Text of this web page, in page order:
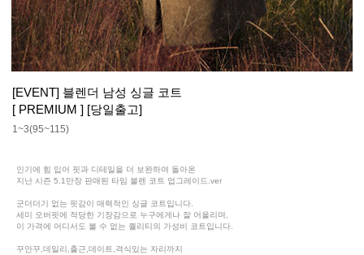
[EVENT] 블렌더 남성 싱글 코트
[ PREMIUM ] [당일출고]
1~3(95~115)
인기에 힘 입어 핏과 디테일을 더 보완하여 돌아온
지난 시즌 5.1만장 판매된 타임 블렌 코트 업그레이드.ver
군더더기 없는 핏감이 매력적인 싱글 코트입니다.
세미 오버핏에 적당한 기장감으로 누구에게나 잘 어울리며,
이 가격에 어디서도 볼 수 없는 퀄리티의 가성비 코트입니다.
꾸안꾸,데일리,출근,데이트,격식있는 자리까지